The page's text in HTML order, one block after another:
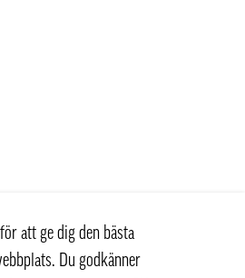
att ge dig den bästa
Du godkänner